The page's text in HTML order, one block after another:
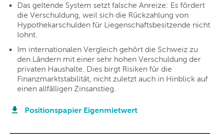
Das geltende System setzt falsche Anreize: Es fördert
die Verschuldung, weil sich die Rückzahlung von
Hypothekarschulden für Liegenschaftsbesitzende nicht
lohnt.
Im internationalen Vergleich gehört die Schweiz zu
den Ländern mit einer sehr hohen Verschuldung der
privaten Haushalte. Dies birgt Risiken für die
Finanzmarktstabilität, nicht zuletzt auch in Hinblick auf
einen allfälligen Zinsanstieg.
Positionspapier Eigenmietwert